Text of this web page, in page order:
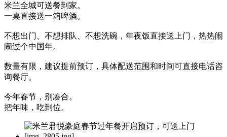
米兰全城可送餐到家。
一桌直接送一箱啤酒。
不想出门、不想排队、不想洗碗，年夜饭直接送上门，热热闹
闹过个中国年。
数量有限，建议提前预订，具体配送范围和时间可直接电话咨
询餐厅。
今年春节，别凑合。
把年味，吃到位。